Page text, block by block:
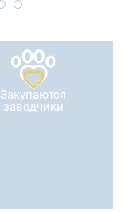
Закупаются
заводчики